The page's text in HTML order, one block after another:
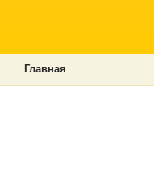
Главная